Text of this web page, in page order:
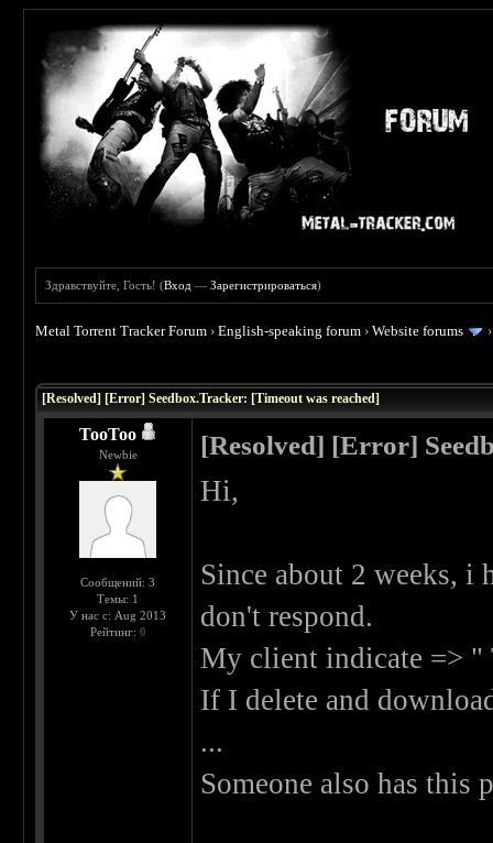
Здравствуйте, Гость! (Вход —Зарегистрироваться)
Metal Torrent Tracker Forum ›English-speaking forum ›Website forums
[Resolved] [Error] Seedbox.Tracker: [Timeout was reached]
TooToo
Newbie
Сообщений: 3
Темы: 1
У нас с: Aug 2013
Рейтинг: 0
[Resolved] [Error]
Hi,
Since about 2 weeks, i
don't respond.
My client indicate => "
If I delete and
...
Someone also has this